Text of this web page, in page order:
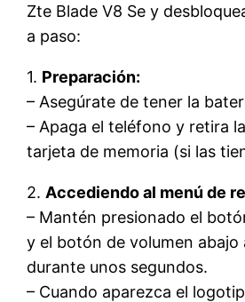
Zte Blade V8 Se y
a paso:
1. Preparación:
– Asegúrate de tener la
– Apaga el teléfono y retira
tarjeta de memoria (si las
2. Accediendo al menú de
– Mantén presionado el
y el botón de volumen abajo
durante unos segundos.
– Cuando aparezca el